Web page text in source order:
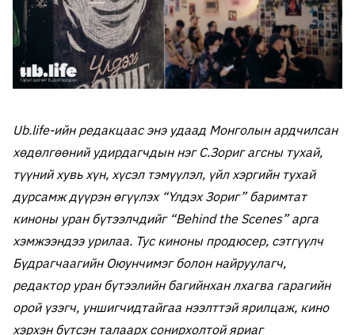
Ub.life-ийн редакцаас энэ удаад Монголын ардчилсан
хөдөлгөөний удирдагчдын нэг С.Зориг агсны тухай,
түүний хувь хүн, хүсэл тэмүүлэл, үйл хэргийн тухай
дурсамж дүүрэн өгүүлэх “Үлдэх Зориг” баримтат
киноны уран бүтээлчдийг “Behind the Scenes” арга
хэмжээндээ урилаа. Тус киноны продюсер, сэтгүүлч
Бүдрагчаагийн Оюунчимэг болон найруулагч,
редактор уран бүтээлийн багийнхан лхагва гарагийн
орой үзэгч, уншигчидтайгаа нээлттэй ярилцаж, кино
хэрхэн бүтсэн талаарх сонирхолтой яриаг